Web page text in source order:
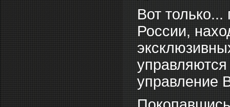
Вот
России,
управление